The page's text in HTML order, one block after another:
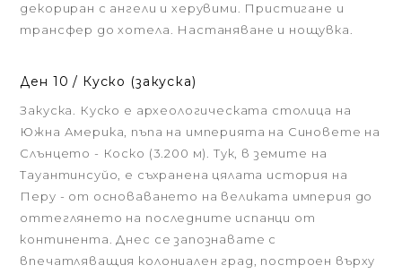
декориран с ангели и херувими. Пристигане и
трансфер до хотела. Настаняване и нощувка.
Ден 10 / Куско (закуска)
Закуска. Куско е археологическата столица на
Южна Америка, пъпа на империята на Синовете на
Слънцето - Коско (3.200 м). Тук, в земите на
Тауантинсуйо, е съхранена цялата история на
Перу - от основаването на великата империя до
оттеглянето на последните испанци от
континента. Днес се запознавате с
впечатляващия колониален град, построен върху